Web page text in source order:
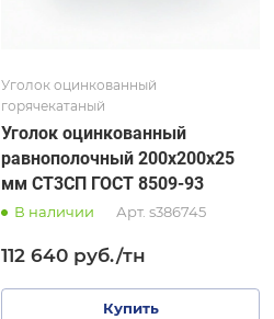
Уголок оцинкованный
горячекатаный
Уголок оцинкованный
равнополочный 200х200х25
мм СТ3СП ГОСТ 8509-93
В наличии Арт. s386745
112 640 руб./тн
Купить
Оцинкованное